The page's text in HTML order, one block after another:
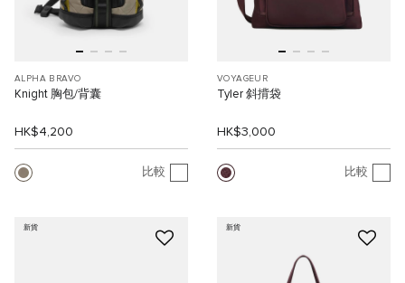
ALPHA BRAVO
Knight 胸包/背囊
HK$4,200
比較
VOYAGEUR
Tyler 斜揹袋
HK$3,000
比較
新貨 新貨